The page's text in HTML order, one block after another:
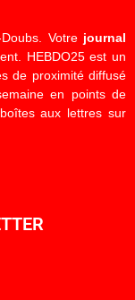
Votre journal
HEBDO25 est un
de proximité diffusé
en points de
aux lettres sur